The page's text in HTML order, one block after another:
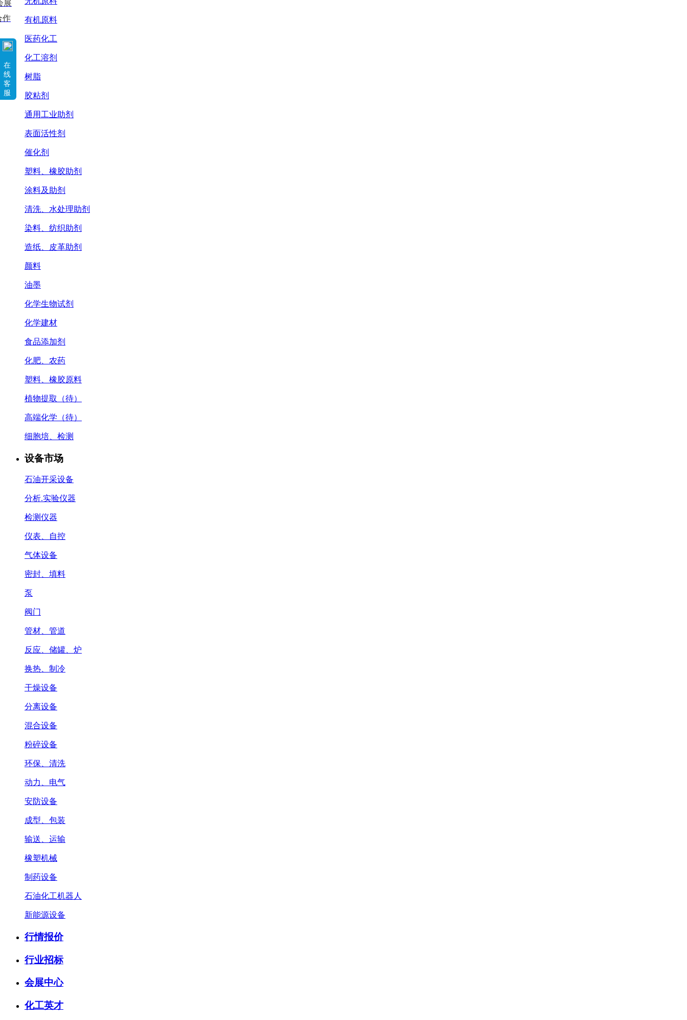
有机原料
医药化工
化工溶剂
树脂
胶粘剂
通用工业助剂
表面活性剂
催化剂
塑料、橡胶助剂
涂料及助剂
清洗、水处理助剂
染料、纺织助剂
造纸、皮革助剂
颜料
油墨
化学生物试剂
化学建材
食品添加剂
化肥、农药
塑料、橡胶原料
植物提取（待）
高端化学（待）
细胞培、检测
设备市场
石油开采设备
分析.实验仪器
检测仪器
仪表、自控
气体设备
密封、填料
泵
阀门
管材、管道
反应、储罐、炉
换热、制冷
干燥设备
分离设备
混合设备
粉碎设备
环保、清洗
动力、电气
安防设备
成型、包装
输送、运输
橡塑机械
制药设备
石油化工机器人
新能源设备
行情报价
行业招标
会展中心
化工英才
展
作
在
线
客
服